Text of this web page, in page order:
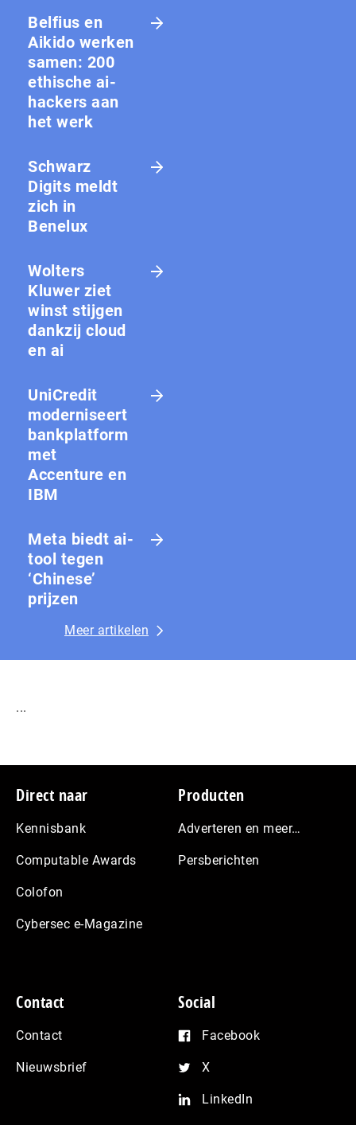
Belfius en
Aikido werken
samen: 200
ethische ai-
hackers aan
het werk
Schwarz
Digits meldt
zich in
Benelux
Wolters
Kluwer ziet
winst stijgen
dankzij cloud
en ai
UniCredit
moderniseert
bankplatform
met
Accenture en
IBM
Meta biedt ai-
tool tegen
‘Chinese’
prijzen
Meer artikelen
...
Footer
Direct naar
Kennisbank
Computable Awards
Colofon
Cybersec e-Magazine
Producten
Adverteren en meer…
Persberichten
Contact
Contact
Nieuwsbrief
Social
Facebook
X
LinkedIn